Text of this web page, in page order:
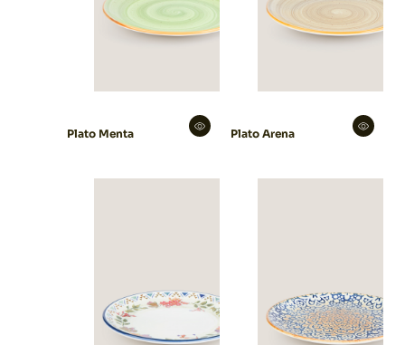
Plato Menta Plato Arena